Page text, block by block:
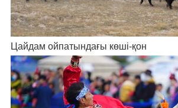
Цайдам ойпатындағы көші-қон